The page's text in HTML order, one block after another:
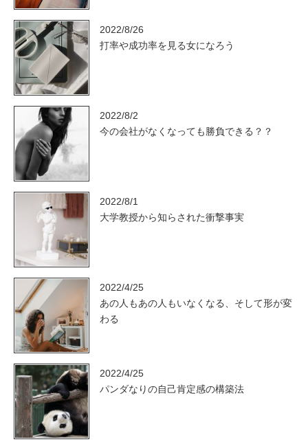
2022/8/26
打率や成功率を見る女になろう
2022/8/2
今の会社がなくなっても勝負できる？？
2022/8/1
大学教授から知らされた衝撃事実
2022/4/25
あの人もあの人もいなくなる、そして形が変
わる
2022/4/25
パンダなりの自己肯定感の構築法